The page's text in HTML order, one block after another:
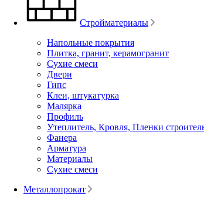
Стройматериалы
Напольные покрытия
Плитка, гранит, керамогранит
Сухие смеси
Двери
Гипс
Клеи, штукатурка
Малярка
Профиль
Утеплитель, Кровля, Пленки
Фанера
Арматура
Материалы
Сухие смеси
Металлопрокат